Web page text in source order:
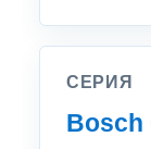
СЕРИЯ
Bosch